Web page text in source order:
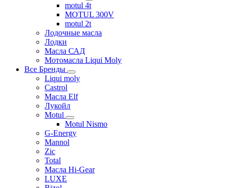
motul 4t
MOTUL 300V
motul 2t
Лодочные масла
Лодки
Масла САД
Мотомасла Liqui Moly
Все Бренды
Liqui moly
Castrol
Масла Elf
Лукойл
Motul
Motul Nismo
G-Energy
Mannol
Zic
Total
Масла Hi-Gear
LUXE